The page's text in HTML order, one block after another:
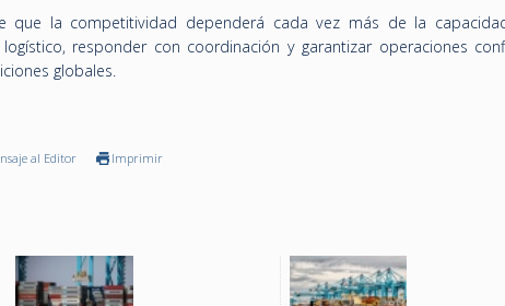
que la competitividad dependerá cada vez más de la
responder con coordinación y garantizar operaciones
globales.
al Editor Imprimir